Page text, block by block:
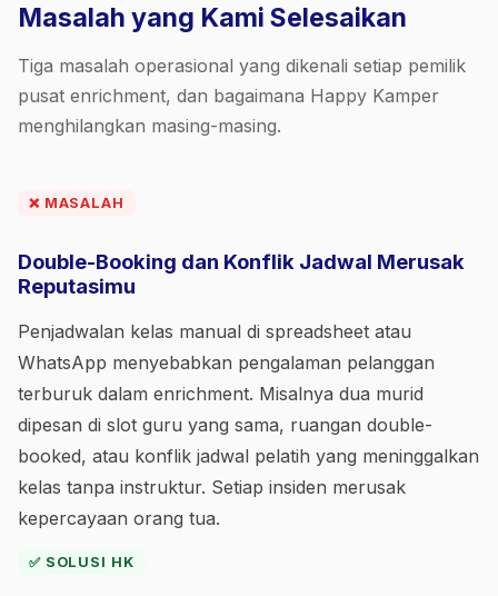
Masalah yang Kami Selesaikan
Tiga masalah operasional yang dikenali setiap pemilik
pusat enrichment, dan bagaimana Happy Kamper
menghilangkan masing-masing.
❌ MASALAH
Double-Booking dan Konflik Jadwal Merusak
Reputasimu
Penjadwalan kelas manual di spreadsheet atau
WhatsApp menyebabkan pengalaman pelanggan
terburuk dalam enrichment. Misalnya dua murid
dipesan di slot guru yang sama, ruangan double-
booked, atau konflik jadwal pelatih yang meninggalkan
kelas tanpa instruktur. Setiap insiden merusak
kepercayaan orang tua.
✅ SOLUSI HK